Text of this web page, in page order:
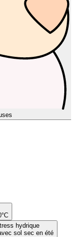
hydrique
sol sec en été